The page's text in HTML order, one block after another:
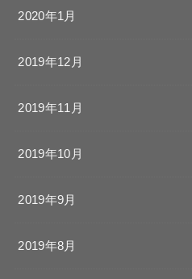
2020年1月
2019年12月
2019年11月
2019年10月
2019年9月
2019年8月